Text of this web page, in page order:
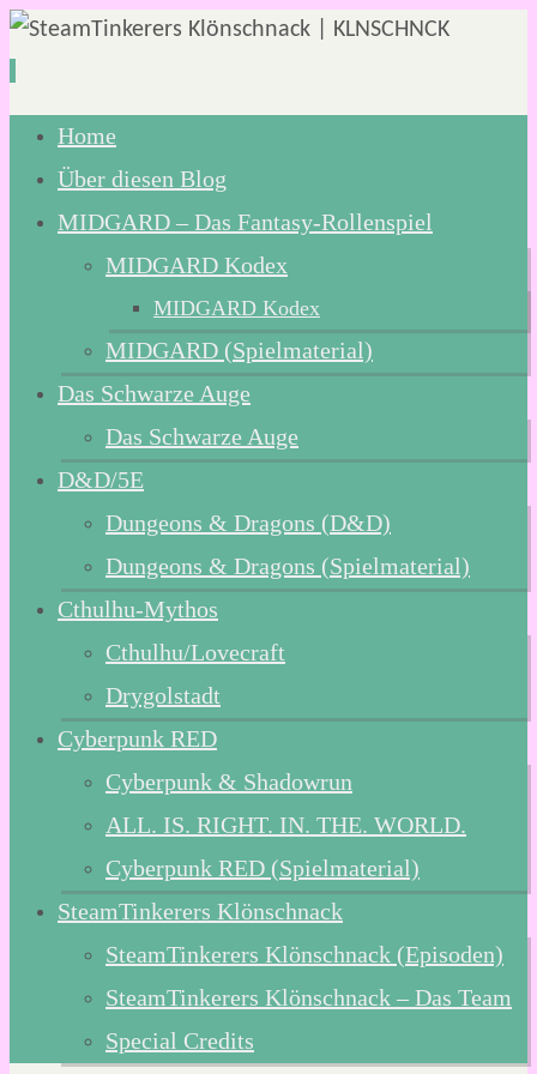
Zum
Inhalt
springen
Home
Über diesen Blog
MIDGARD – Das Fantasy-Rollenspiel
MIDGARD Kodex
MIDGARD Kodex
MIDGARD (Spielmaterial)
Das Schwarze Auge
Das Schwarze Auge
D&D/5E
Dungeons & Dragons (D&D)
Dungeons & Dragons (Spielmaterial)
Cthulhu-Mythos
Cthulhu/Lovecraft
Drygolstadt
Cyberpunk RED
Cyberpunk & Shadowrun
ALL. IS. RIGHT. IN. THE. WORLD.
Cyberpunk RED (Spielmaterial)
SteamTinkerers Klönschnack
SteamTinkerers Klönschnack (Episoden)
SteamTinkerers Klönschnack – Das Team
Special Credits